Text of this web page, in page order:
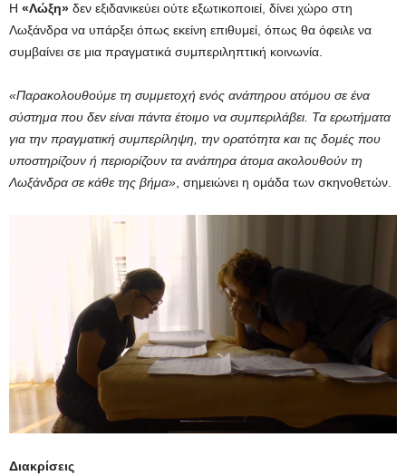
Η «Λώξη» δεν εξιδανικεύει ούτε εξωτικοποιεί, δίνει χώρο στη
Λωξάνδρα να υπάρξει όπως εκείνη επιθυμεί, όπως θα όφειλε να
συμβαίνει σε μια πραγματικά συμπεριληπτική κοινωνία.
«Παρακολουθούμε τη συμμετοχή ενός ανάπηρου ατόμου σε ένα
σύστημα που δεν είναι πάντα έτοιμο να συμπεριλάβει. Τα ερωτήματα
για την πραγματική συμπερίληψη, την ορατότητα και τις δομές που
υποστηρίζουν ή περιορίζουν τα ανάπηρα άτομα ακολουθούν τη
Λωξάνδρα σε κάθε της βήμα», σημειώνει η ομάδα των σκηνοθετών.
Διακρίσεις